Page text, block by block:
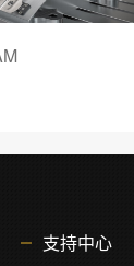
支持中心